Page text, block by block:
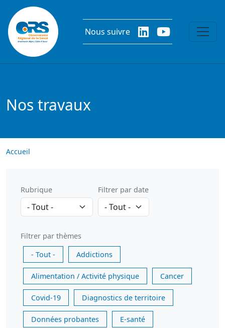
Aller au contenu principal
Nous suivre
Nos travaux
Accueil
Rubrique Filtrer par date
Filtrer par thèmes
- Tout -
Addictions
Alimentation / Activité physique Cancer
Covid-19 Diagnostics de territoire
Données probantes E-santé